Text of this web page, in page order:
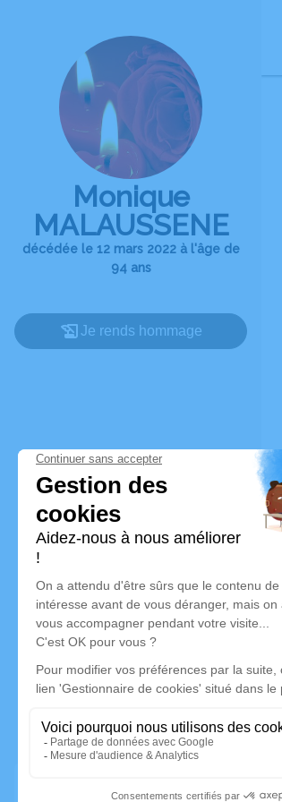
Monique
MALAUSSENE
décédée le 12 mars 2022 à l'âge de
94 ans
Je rends hommage